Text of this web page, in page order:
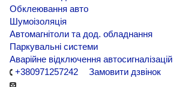
Обклеювання авто
Шумоізоляція
Автомагнітоли та дод. обладнання
Паркувальні системи
Аварійне відключення автосигналізацій
+380971257242
Замовити дзвінок